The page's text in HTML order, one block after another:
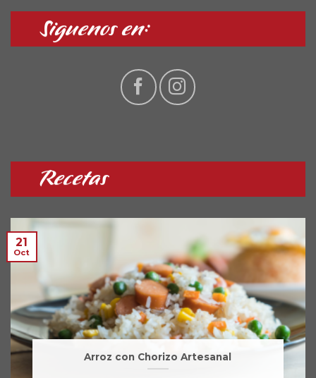
Siguenos en:
Recetas
Arroz con Chorizo Artesanal
21
Oct